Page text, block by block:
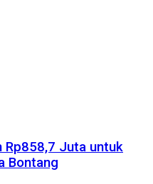
Rp858,7 Juta untuk
Bontang